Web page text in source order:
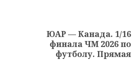
Предыдущая
Следующая
ЮАР — Канада. 1/16
финала ЧМ 2026 по
футболу. Прямая